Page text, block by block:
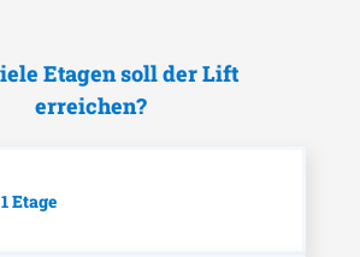
Etagen soll der Lift
erreichen?
1 Etage